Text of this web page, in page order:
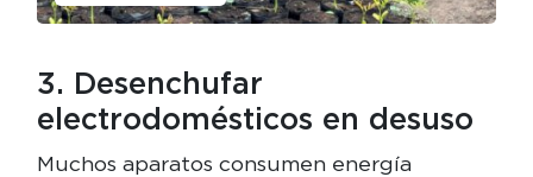
3. Desenchufar
electrodomésticos en desuso
Muchos aparatos consumen energía